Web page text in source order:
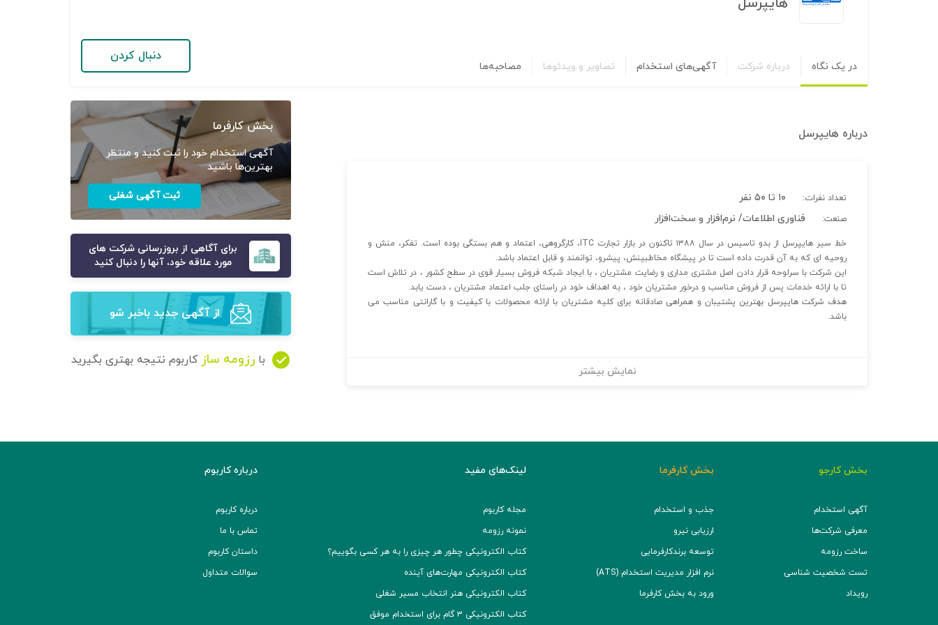
در یک نگاه درباره شرکت آگهی‌های استخدام تصاویر و ویدئوها مصاحبه‌ها
دنبال کردن
درباره هایپرسل
تعداد نفرات: ۱۰ تا ۵۰ نفر
صنعت: فناوری اطلاعات/ نرم‌افزار و سخت‌افزار
خط سیر هایپرسل از بدو تاسیس در سال ۱۳۸۸ تاکنون در بازار تجارت ITC، کارگروهی، اعتماد و هم بستگی بوده است. تفکر، منش و
روحیه ای که به آن قدرت داده است تا در پیشگاه مخاطبینش، پیشرو، توانمند و قابل اعتماد باشد.
این شرکت با سرلوحه قرار دادن اصل مشتری مداری و رضایت مشتریان ، با ایجاد شبکه فروش بسیار قوی در سطح کشور ، در تلاش است
تا با ارائه خدمات پس از فروش مناسب و درخور مشتریان خود ، به اهداف خود در راستای جلب اعتماد مشتریان ، دست یابد.
هدف شرکت هایپرسل بهترین پشتیبان و همراهی صادقانه برای کلیه مشتریان با ارائه محصولات با کیفیت و با گارانتی مناسب می
باشد.
نمایش بیشتر
بخش کارفرما
آگهی استخدام خود را ثبت کنید و منتظر
بهترین‌ها باشید
ثبت آگهی شغلی
برای آگاهی از بروزرسانی شرکت های
مورد علاقه خود، آنها را دنبال کنید
از آگهی‌ جدید باخبر شو
با رزومه ساز کاربوم نتیجه بهتری بگیرید
بخش کارجو
آگهی استخدام
معرفی شرکت‌ها
ساخت رزومه
تست شخصیت شناسی
رویداد
بخش کارفرما
جذب و استخدام
ارزیابی نیرو
توسعه برند‌کارفرمایی
نرم افزار مدیریت استخدام (ATS)
ورود به بخش کارفرما
لینک‌های مفید
مجله کاربوم
نمونه رزومه
کتاب الکترونیکی چطور هر چیزی را به هر کسی بگوییم؟
کتاب الکترونیکی مهارت‌های آینده
کتاب الکترونیکی هنر انتخاب مسیر شغلی
کتاب الکترونیکی ۳ گام برای استخدام موفق
درباره کاربوم
درباره کاربوم
تماس با ما
داستان کاربوم
سوالات متداول